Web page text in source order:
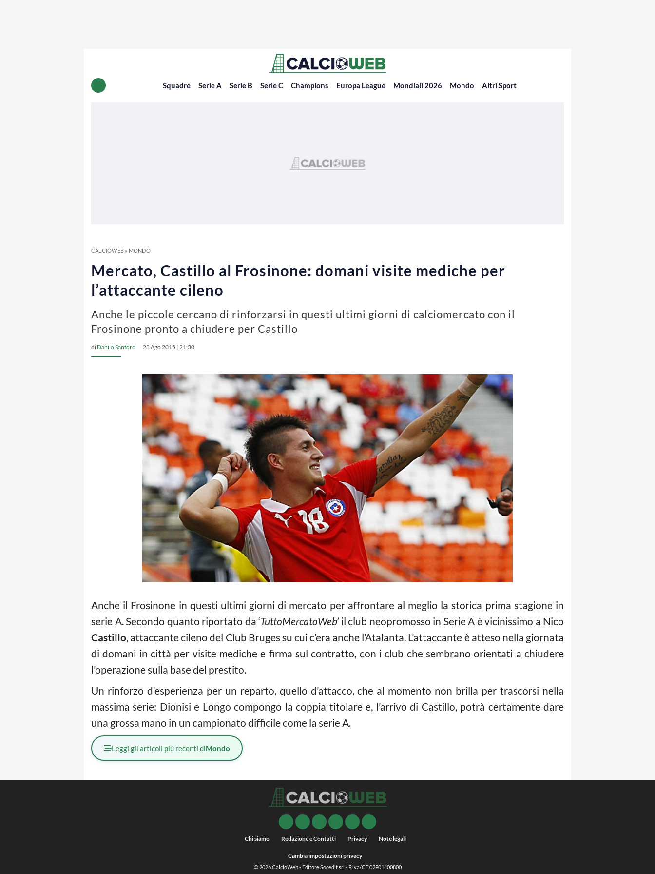
Squadre Serie A Serie B Serie C Champions Europa League Mondiali 2026 Mondo Altri Sport
CALCIOWEB» MONDO
Mercato, Castillo al Frosinone: domani visite mediche per
l’attaccante cileno
Anche le piccole cercano di rinforzarsi in questi ultimi giorni di calciomercato con il
Frosinone pronto a chiudere per Castillo
di Danilo Santoro 28 Ago 2015 | 21:30
Anche il Frosinone in questi ultimi giorni di mercato per affrontare al meglio la storica prima stagione in
serie A. Secondo quanto riportato da ‘TuttoMercatoWeb’il club neopromosso in Serie A è vicinissimo a Nico
Castillo, attaccante cileno del Club Bruges su cui c’era anche l’Atalanta. L’attaccante è atteso nella giornata
di domani in città per visite mediche e firma sul contratto, con i club che sembrano orientati a chiudere
l’operazione sulla base del prestito.
Un rinforzo d’esperienza per un reparto, quello d’attacco, che al momento non brilla per trascorsi nella
massima serie: Dionisi e Longo compongo la coppia titolare e, l’arrivo di Castillo, potrà certamente dare
una grossa mano in un campionato difficile come la serie A.
Leggi gli articoli più recenti diMondo
Chi siamo Redazione e Contatti Privacy Note legali
Cambia impostazioni privacy
© 2026CalcioWeb- Editore Socedit srl - P.iva/CF 02901400800